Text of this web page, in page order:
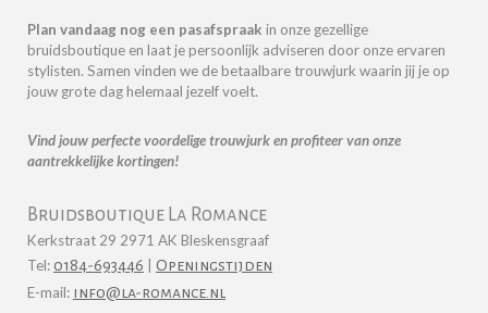
Plan vandaag nog een pasafspraak in onze gezellige
bruidsboutique en laat je persoonlijk adviseren door onze ervaren
stylisten. Samen vinden we de betaalbare trouwjurk waarin jij je op
jouw grote dag helemaal jezelf voelt.
Vind jouw perfecte voordelige trouwjurk en profiteer van onze
aantrekkelijke kortingen!
Bruidsboutique La Romance
Kerkstraat 29 2971 AK Bleskensgraaf
Tel: 0184-693446
Openingstijden
E-mail: info@la-romance.nl